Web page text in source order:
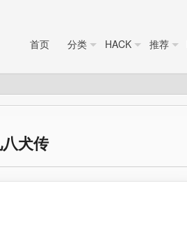
首页 分类 HACK 推荐
犬传